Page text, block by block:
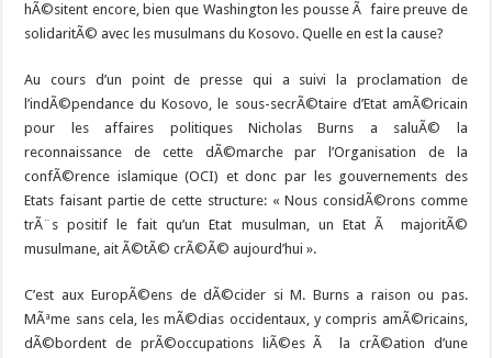
hÃ©sitent encore, bien que Washington les pousse Ã faire preuve de
solidaritÃ© avec les musulmans du Kosovo. Quelle en est la cause?
Au cours d’un point de presse qui a suivi la proclamation de
l’indÃ©pendance du Kosovo, le sous-secrÃ©taire d’Etat amÃ©ricain
pour les affaires politiques Nicholas Burns a saluÃ© la
reconnaissance de cette dÃ©marche par l’Organisation de la
confÃ©rence islamique (OCI) et donc par les gouvernements des
Etats faisant partie de cette structure: « Nous considÃ©rons comme
trÃ¨s positif le fait qu’un Etat musulman, un Etat Ã majoritÃ©
musulmane, ait Ã©tÃ© crÃ©Ã© aujourd’hui ».
C’est aux EuropÃ©ens de dÃ©cider si M. Burns a raison ou pas.
MÃªme sans cela, les mÃ©dias occidentaux, y compris amÃ©ricains,
dÃ©bordent de prÃ©occupations liÃ©es Ã la crÃ©ation d’une